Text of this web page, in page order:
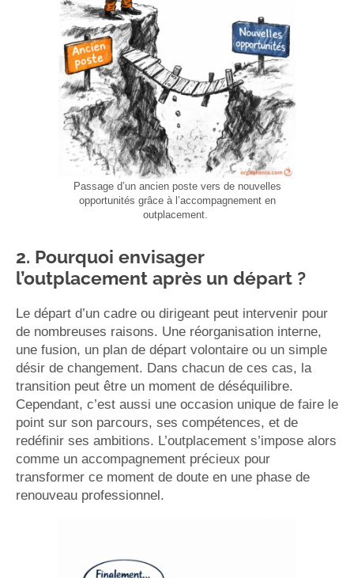
Passage d’un ancien poste vers de nouvelles
opportunités grâce à l’accompagnement en
outplacement.
2. Pourquoi envisager
l’outplacement après un départ ?
Le départ d’un cadre ou dirigeant peut intervenir pour
de nombreuses raisons. Une réorganisation interne,
une fusion, un plan de départ volontaire ou un simple
désir de changement. Dans chacun de ces cas, la
transition peut être un moment de déséquilibre.
Cependant, c’est aussi une occasion unique de faire le
point sur son parcours, ses compétences, et de
redéfinir ses ambitions. L’outplacement s’impose alors
comme un accompagnement précieux pour
transformer ce moment de doute en une phase de
renouveau professionnel.